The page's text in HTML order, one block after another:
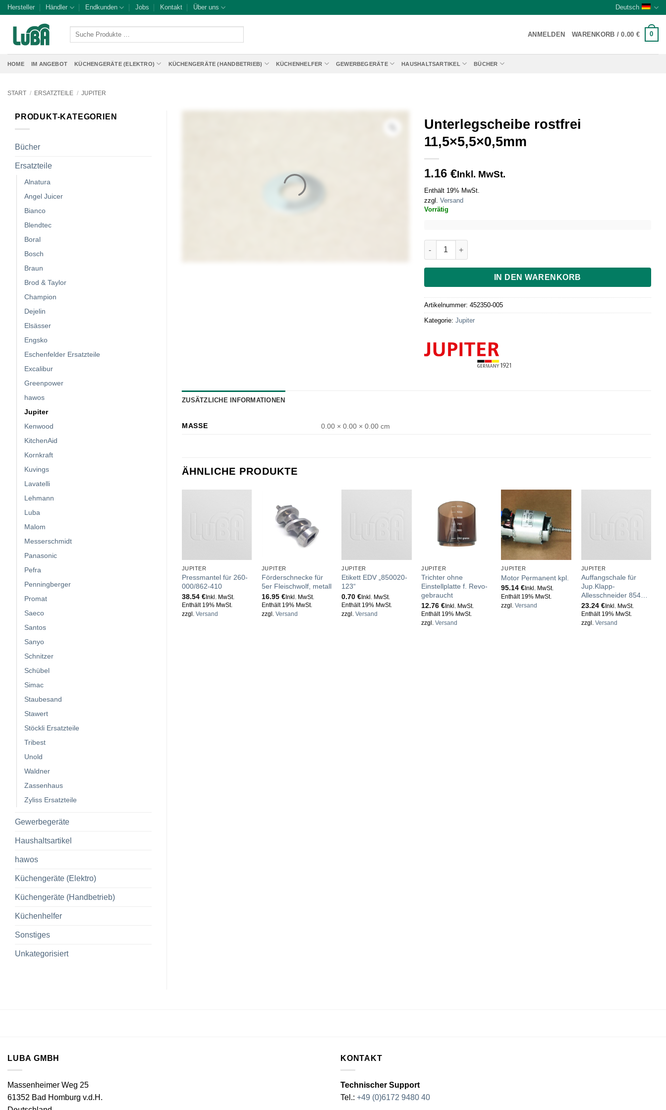
Zum
springen
Hersteller Händler Endkunden Jobs Kontakt Über uns Deutsch
Suche
ANMELDEN WARENKORB /0.00 € 0
HOME IM ANGEBOT KÜCHENGERÄTE (ELEKTRO) KÜCHENGERÄTE (HANDBETRIEB) KÜCHENHELFER GEWERBEGERÄTE HAUSHALTSARTIKEL BÜCHER
START / ERSATZTEILE / JUPITER
PRODUKT-KATEGORIEN
Bücher
Ersatzteile
Alnatura
Angel Juicer
Bianco
Blendtec
Boral
Bosch
Braun
Brod & Taylor
Champion
Dejelin
Elsässer
Engsko
Eschenfelder Ersatzteile
Excalibur
Greenpower
hawos
Jupiter
Kenwood
KitchenAid
Kornkraft
Kuvings
Lavatelli
Lehmann
Luba
Malom
Messerschmidt
Panasonic
Pefra
Penningberger
Promat
Saeco
Santos
Sanyo
Schnitzer
Schübel
Simac
Staubesand
Stawert
Stöckli Ersatzteile
Tribest
Unold
Waldner
Zassenhaus
Zyliss Ersatzteile
Gewerbegeräte
Haushaltsartikel
hawos
Küchengeräte (Elektro)
Küchengeräte (Handbetrieb)
Küchenhelfer
Sonstiges
Unkategorisiert
Unterlegscheibe rostfrei
11,5×5,5×0,5mm
1.16 €Inkl. MwSt.
Enthält 19% MwSt.
zzgl. Versand
Vorrätig
Unterlegscheibe rostfrei 11,5x5,5x0,5mm Menge
IN DEN WARENKORB
Artikelnummer: 452350-005
Kategorie: Jupiter
ZUSÄTZLICHE INFORMATIONEN
MASSE 0.00 × 0.00 × 0.00 cm
ÄHNLICHE PRODUKTE
JUPITER
Pressmantel für 260-
000/862-410
38.54 €Inkl. MwSt.
Enthält 19% MwSt.
zzgl. Versand
JUPITER
Förderschnecke für
5er Fleischwolf, metall
16.95 €Inkl. MwSt.
Enthält 19% MwSt.
zzgl. Versand
JUPITER
Etikett EDV „850020-
123“
0.70€ Inkl. MwSt.
Enthält 19% MwSt.
zzgl.Versand
JUPITER
Trichter ohne
Einstellplatte f. Revo-
gebraucht
12.76€ Inkl. MwSt.
Enthält 19% MwSt.
zzgl.Versand
JUPITER
Motor Permanent kpl.
95.14€ Inkl. MwSt.
Enthält 19% MwSt.
zzgl.Versand
JUPITER
Auffangschale für
Jup.Klapp-
Allesschneider 854…
23.24 €Inkl. MwSt.
Enthält 19% MwSt.
zzgl. Versand
LUBA GMBH
Massenheimer Weg 25
61352 Bad Homburg v.d.H.
KONTAKT
Technischer Support
Tel.: +49 (0)6172 9480 40